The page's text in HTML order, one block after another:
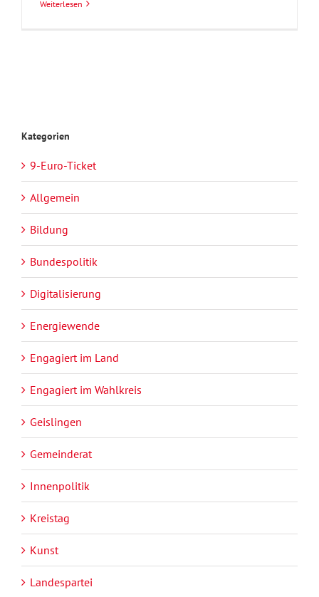
Weiterlesen
Kategorien
9-Euro-Ticket
Allgemein
Bildung
Bundespolitik
Digitalisierung
Energiewende
Engagiert im Land
Engagiert im Wahlkreis
Geislingen
Gemeinderat
Innenpolitik
Kreistag
Kunst
Landespartei